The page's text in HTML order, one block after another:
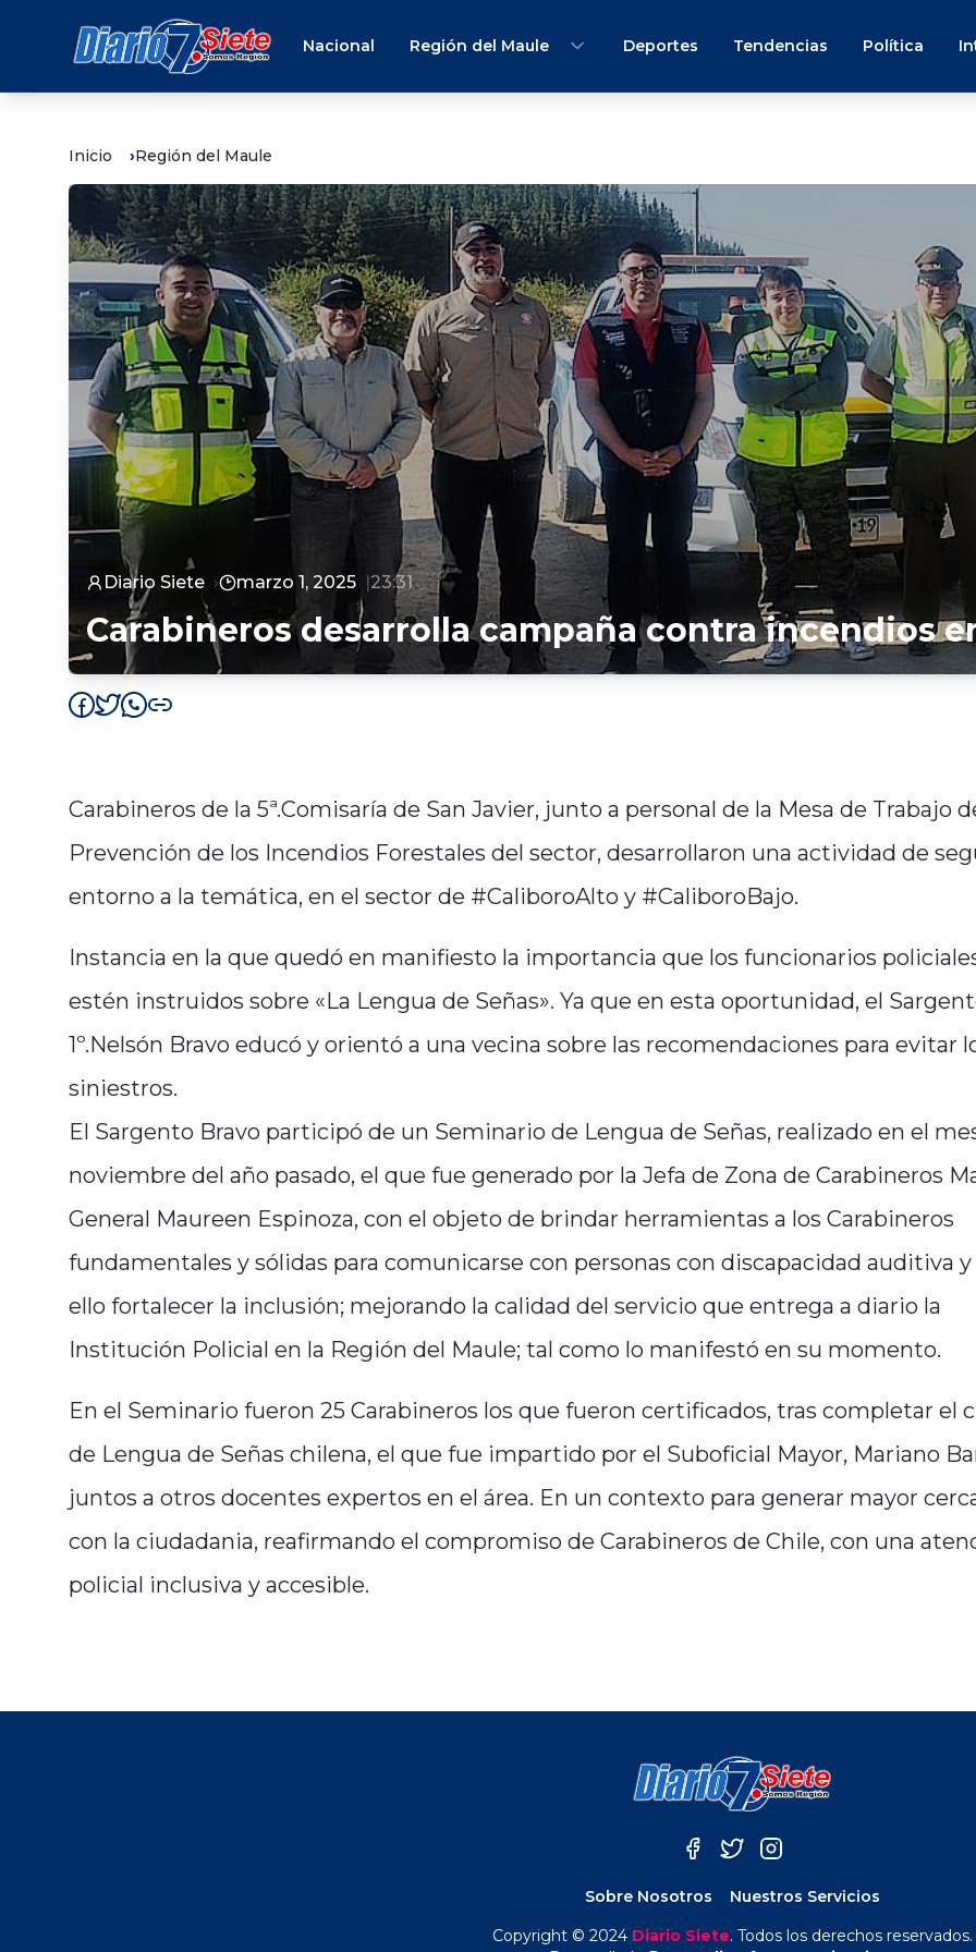
Nacional Región del Maule Deportes Tendencias Política
Inicio Región del Maule
Diario Siete marzo 1, 2025 23:31
Carabineros desarrolla campaña contra incendios
Carabineros de la 5ª.Comisaría de San Javier, junto a personal de la Mesa de Trabajo
Prevención de los Incendios Forestales del sector, desarrollaron una actividad de
entorno a la temática, en el sector de #CaliboroAlto y #CaliboroBajo.
Instancia en la que quedó en manifiesto la importancia que los funcionarios
estén instruidos sobre «La Lengua de Señas». Ya que en esta oportunidad, el
1º.Nelsón Bravo educó y orientó a una vecina sobre las recomendaciones para evitar
siniestros.
El Sargento Bravo participó de un Seminario de Lengua de Señas, realizado en el
noviembre del año pasado, el que fue generado por la Jefa de Zona de Carabineros
General Maureen Espinoza, con el objeto de brindar herramientas a los Carabineros
fundamentales y sólidas para comunicarse con personas con discapacidad auditiva y
ello fortalecer la inclusión; mejorando la calidad del servicio que entrega a diario la
Institución Policial en la Región del Maule; tal como lo manifestó en su momento.
En el Seminario fueron 25 Carabineros los que fueron certificados, tras completar el
de Lengua de Señas chilena, el que fue impartido por el Suboficial Mayor, Mariano
juntos a otros docentes expertos en el área. En un contexto para generar mayor
con la ciudadania, reafirmando el compromiso de Carabineros de Chile, con una
policial inclusiva y accesible.
Sobre Nosotros
Nuestros Servicios
Copyright © 2024 Diario Siete. Todos los derechos reservados.